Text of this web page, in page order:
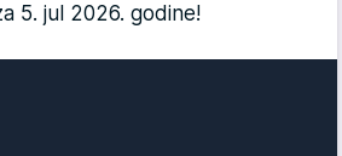
5. jul 2026. godine!